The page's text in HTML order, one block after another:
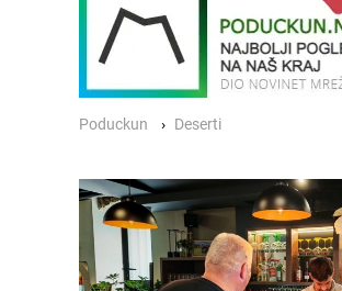
Poduckun Deserti